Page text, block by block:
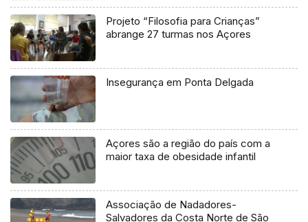
Projeto “Filosofia para Crianças”
abrange 27 turmas nos Açores
Insegurança em Ponta Delgada
Açores são a região do país com a
maior taxa de obesidade infantil
Associação de Nadadores-
Salvadores da Costa Norte de São